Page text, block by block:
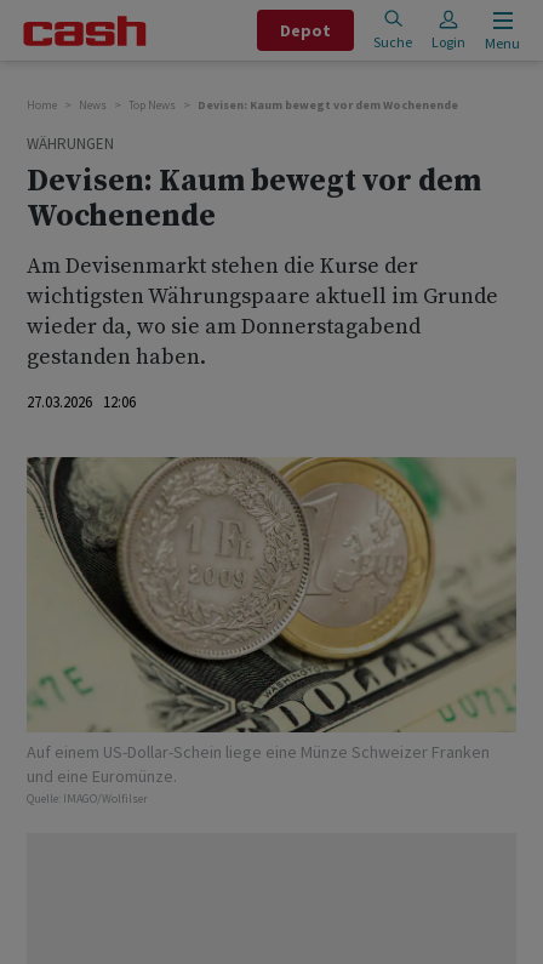
Depot
Suche Login Menu
Home News Top News Devisen: Kaum bewegt vor dem Wochenende
WÄHRUNGEN
Devisen: Kaum bewegt vor dem
Wochenende
Am Devisenmarkt stehen die Kurse der
wichtigsten Währungspaare aktuell im Grunde
wieder da, wo sie am Donnerstagabend
gestanden haben.
27.03.2026 12:06
Auf einem US-Dollar-Schein liege eine Münze Schweizer Franken
und eine Euromünze.
Quelle: IMAGO/Wolfilser